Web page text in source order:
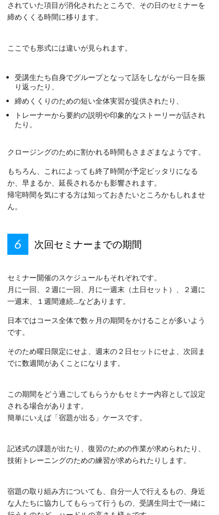
されていた項目が消化されたところで、その日のセミナーを
締めくくる時間に移ります。
ここでも形式には違いが見られます。
受講生たち自身でグループとなって話をしながら一日を振
り返ったり、
締めくくりのための短い全体実習が提供されたり、
トレーナーから要約の説明や印象的なストーリーが話され
たり。
クロージングのために割かれる時間もさまざまなようです。
もちろん、これによっても終了時間が予定ピッタリになる
か、早まるか、延長されるかも影響されます。
帰宅時間を気にする方は知っておきたいところかもしれませ
ん。
次回セミナーまでの期間
セミナー開催のスケジュールもそれぞれです。
月に一回、２週に一回、月に一週末（土日セット）、２週に
一週末、１週間連続…などあります。
日本ではコース全体で数ヶ月の期間をかけることが多いよう
です。
そのため曜日限定にせよ、週末の２日セットにせよ、次回ま
でに数週間があくことになります。
この期間をどう過ごしてもらうかもセミナー内容として設定
される場合があります。
簡単にいえば「宿題が出る」ケースです。
記述式の課題が出たり、復習のための作業が求められたり、
技術トレーニングのための練習が求められたりします。
宿題の取り組み方についても、自分一人で行えるもの、身近
な人たちに協力してもらって行うもの、受講生同士で一緒に